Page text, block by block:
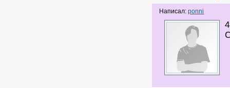
Написал:ponni